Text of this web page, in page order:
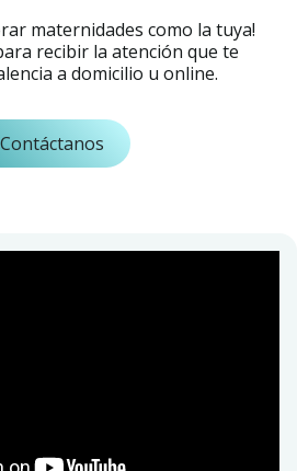
maternidades como la tuya!
recibir la atención que te
a domicilio u online.
Contáctanos